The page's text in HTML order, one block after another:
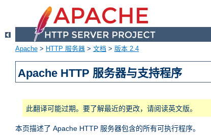
Apache > HTTP 服务器 > 文档 > 版本 2.4
Apache HTTP 服务器与支持程序
此翻译可能过期。要了解最近的更改，请阅读英文版。
本页描述了 Apache HTTP 服务器包含的所有可执行程序。